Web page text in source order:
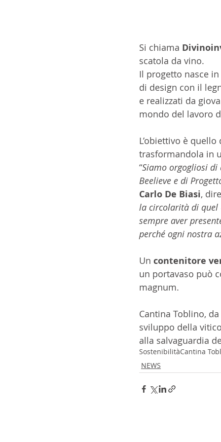
Si chiama
scatola da vino.
Il progetto nasce
di design con il
e realizzati da
mondo del lavoro
L’obiettivo è
trasformandola in
“Siamo orgogliosi
Beelieve e di
Carlo De Biasi,
la circolarità di quel
sempre aver
perché ogni nostra
Un contenitore
un portavaso può
magnum.
Cantina Toblino,
sviluppo della
alla salvaguardia
SostenibilitàCantina
NEWS